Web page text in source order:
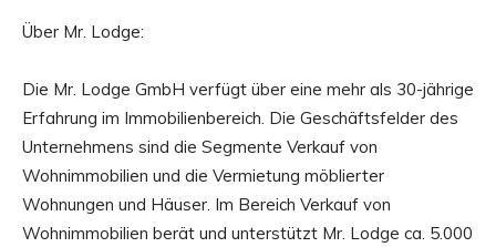
Über Mr. Lodge:
Die Mr. Lodge GmbH verfügt über eine mehr als 30-jährige
Erfahrung im Immobilienbereich. Die Geschäftsfelder des
Unternehmens sind die Segmente Verkauf von
Wohnimmobilien und die Vermietung möblierter
Wohnungen und Häuser. Im Bereich Verkauf von
Wohnimmobilien berät und unterstützt Mr. Lodge ca. 5.000